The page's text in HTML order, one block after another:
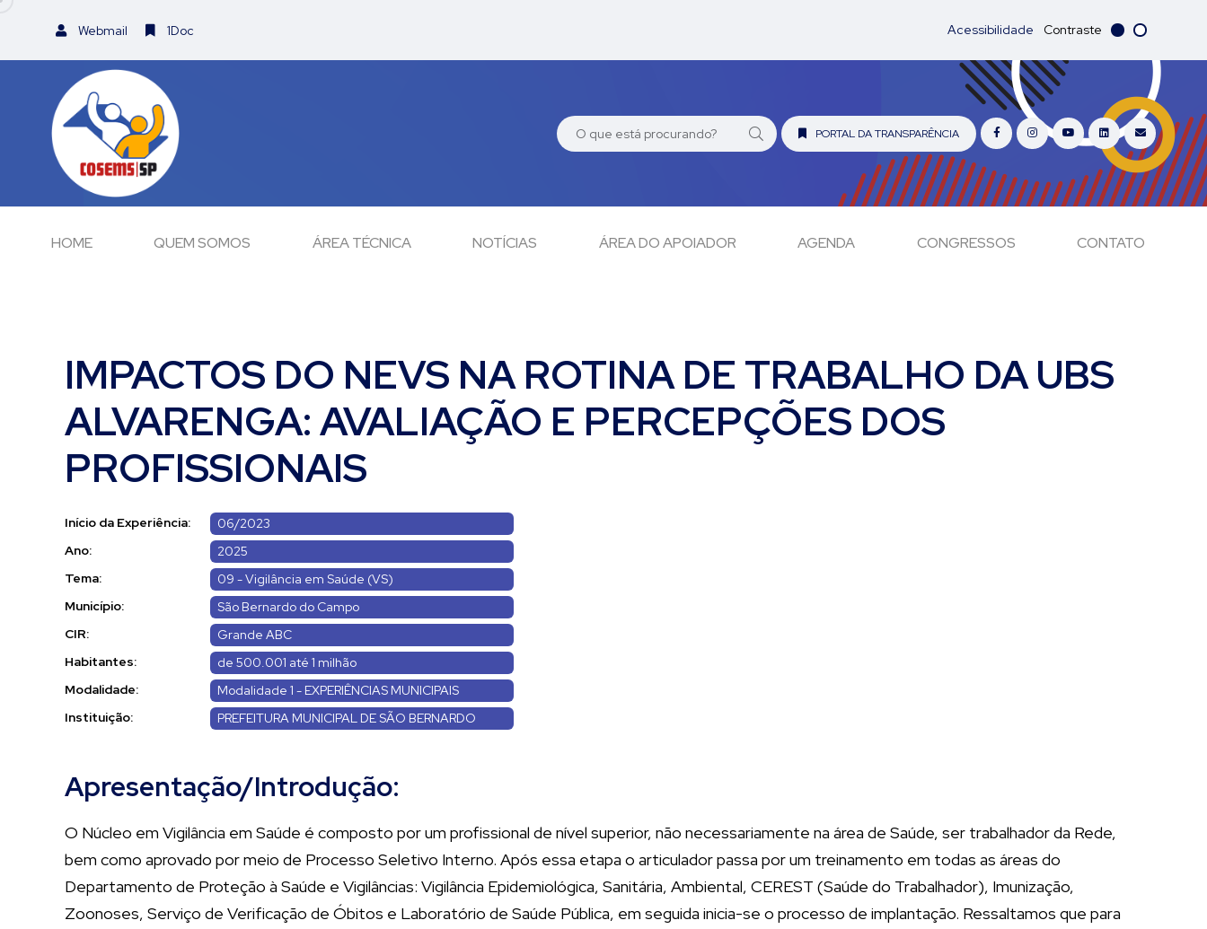
Webmail 1Doc Acessibilidade Contraste
PORTAL DA TRANSPARÊNCIA
HOME QUEM SOMOS ÁREA TÉCNICA NOTÍCIAS ÁREA DO APOIADOR AGENDA CONGRESSOS CONTATO
IMPACTOS DO NEVS NA ROTINA DE TRABALHO DA UBS
ALVARENGA: AVALIAÇÃO E PERCEPÇÕES DOS
PROFISSIONAIS
Início da Experiência:
06/2023
Ano:
2025
Tema:
09 - Vigilância em Saúde (VS)
Município:
São Bernardo do Campo
CIR:
Grande ABC
Habitantes:
de 500.001 até 1 milhão
Modalidade:
Modalidade 1 - EXPERIÊNCIAS MUNICIPAIS
Instituição:
PREFEITURA MUNICIPAL DE SÃO BERNARDO
Apresentação/Introdução:
O Núcleo em Vigilância em Saúde é composto por um profissional de nível superior, não necessariamente na área de Saúde, ser trabalhador da Rede,
bem como aprovado por meio de Processo Seletivo Interno. Após essa etapa o articulador passa por um treinamento em todas as áreas do
Departamento de Proteção à Saúde e Vigilâncias: Vigilância Epidemiológica, Sanitária, Ambiental, CEREST (Saúde do Trabalhador), Imunização,
Zoonoses, Serviço de Verificação de Óbitos e Laboratório de Saúde Pública, em seguida inicia-se o processo de implantação. Ressaltamos que para